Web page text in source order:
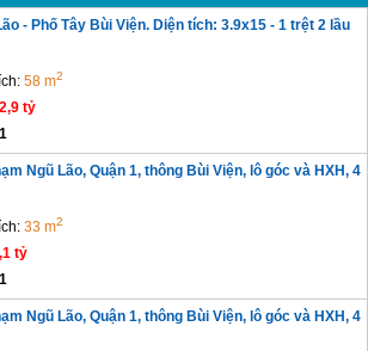
- Phố Tây Bùi Viện. Diện tích: 3.9x15 - 1 trệt 2 lầu
58 m2
tỷ
Ngũ Lão, Quận 1, thông Bùi Viện, lô góc và HXH, 4
33 m2
tỷ
Ngũ Lão, Quận 1, thông Bùi Viện, lô góc và HXH, 4